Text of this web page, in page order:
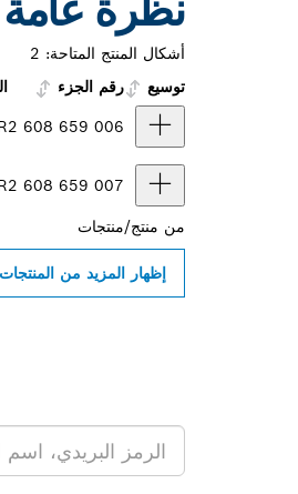
أشكال المنتج المتاحة: 2
توسيع
رقم الجزء
2 608 659 006
2 608 659 007
من منتج/منتجات
إظهار المزيد من المنتجات